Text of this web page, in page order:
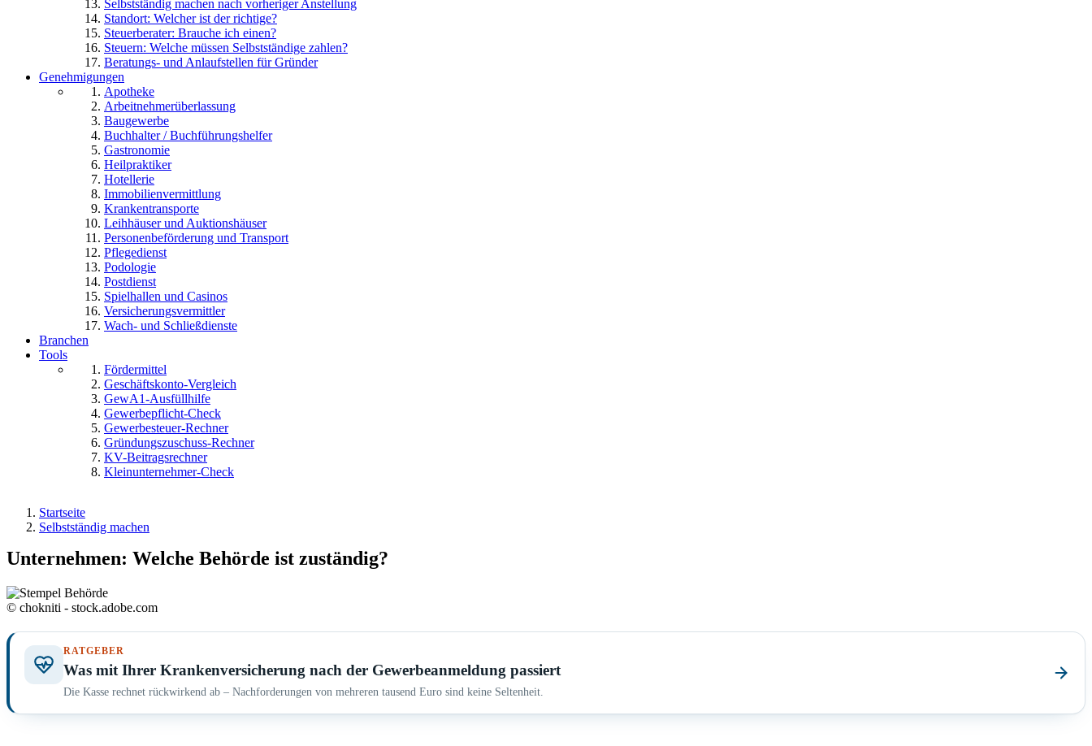
Selbstständig machen nach vorheriger Anstellung
Standort: Welcher ist der richtige?
Steuerberater: Brauche ich einen?
Steuern: Welche müssen Selbstständige zahlen?
Beratungs- und Anlaufstellen für Gründer
Genehmigungen
Apotheke
Arbeitnehmerüberlassung
Baugewerbe
Buchhalter / Buchführungshelfer
Gastronomie
Heilpraktiker
Hotellerie
Immobilienvermittlung
Krankentransporte
Leihhäuser und Auktionshäuser
Personenbeförderung und Transport
Pflegedienst
Podologie
Postdienst
Spielhallen und Casinos
Versicherungsvermittler
Wach- und Schließdienste
Branchen
Tools
Fördermittel
Geschäftskonto-Vergleich
GewA1-Ausfüllhilfe
Gewerbepflicht-Check
Gewerbesteuer-Rechner
Gründungszuschuss-Rechner
KV-Beitragsrechner
Kleinunternehmer-Check
Startseite
Selbstständig machen
Unternehmen: Welche Behörde ist zuständig?
© chokniti - stock.adobe.com
RATGEBER
Was mit Ihrer Krankenversicherung nach der Gewerbeanmeldung passiert
Die Kasse rechnet rückwirkend ab – Nachforderungen von mehreren tausend Euro sind keine Seltenheit.